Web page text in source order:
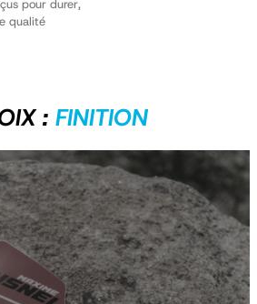
pour durer,
qualité
: FINITION